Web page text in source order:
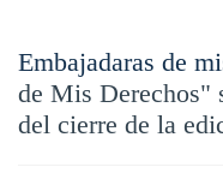
Embajadaras de
de Mis Derechos"
del cierre de la